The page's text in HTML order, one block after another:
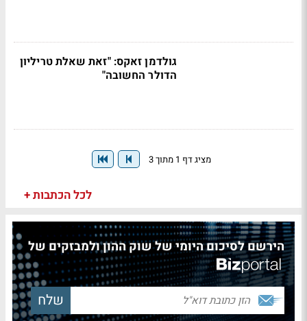
גולדמן זאקס: "זאת שאלת טריליון
הדולר החשובה"
מציג דף 1 מתוך 3
לכל הכתבות +
הירשם לסיכום היומי של שוק ההון ולמבזקים של